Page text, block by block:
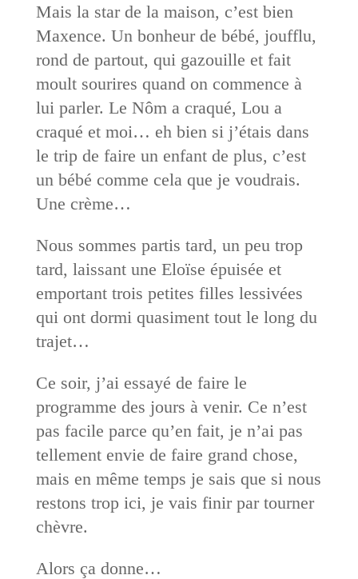
Mais la star de la maison, c’est bien
Maxence. Un bonheur de bébé, joufflu,
rond de partout, qui gazouille et fait
moult sourires quand on commence à
lui parler. Le Nôm a craqué, Lou a
craqué et moi… eh bien si j’étais dans
le trip de faire un enfant de plus, c’est
un bébé comme cela que je voudrais.
Une crème…
Nous sommes partis tard, un peu trop
tard, laissant une Eloïse épuisée et
emportant trois petites filles lessivées
qui ont dormi quasiment tout le long du
trajet…
Ce soir, j’ai essayé de faire le
programme des jours à venir. Ce n’est
pas facile parce qu’en fait, je n’ai pas
tellement envie de faire grand chose,
mais en même temps je sais que si nous
restons trop ici, je vais finir par tourner
chèvre.
Alors ça donne…